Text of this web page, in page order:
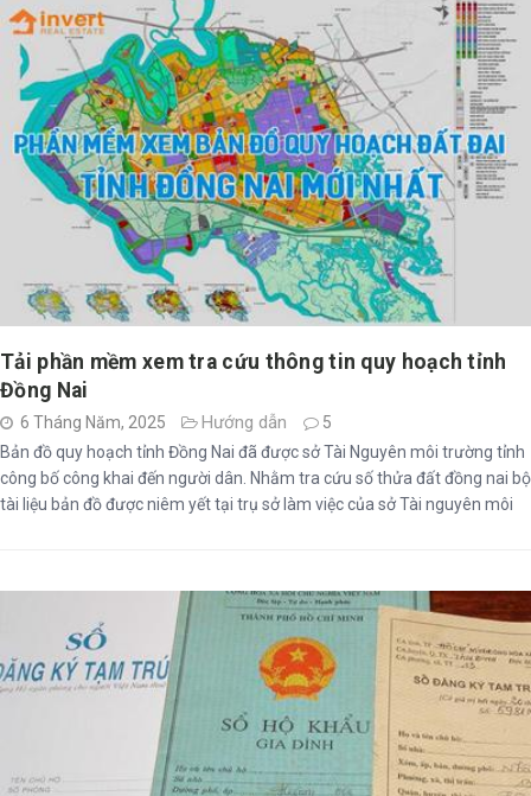
Tải phần mềm xem tra cứu thông tin quy hoạch tỉnh
Đồng Nai
6 Tháng Năm, 2025 Hướng dẫn
5
Bản đồ quy hoạch tỉnh Đồng Nai đã được sở Tài Nguyên môi trường tỉnh
công bố công khai đến người dân. Nhằm tra cứu số thửa đất đồng nai bộ
tài liệu bản đồ được niêm yết tại trụ sở làm việc của sở Tài nguyên môi